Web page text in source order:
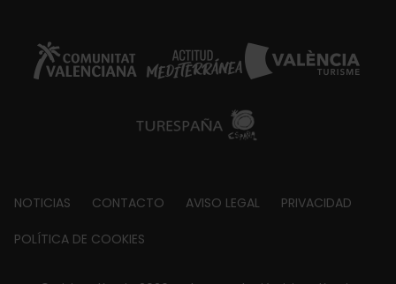
Footer
about
NOTICIAS CONTACTO AVISO LEGAL PRIVACIDAD
POLÍTICA DE COOKIES